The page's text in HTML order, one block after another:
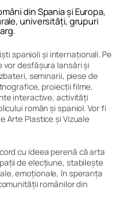
din Spania și Europa,
universități, grupuri
spanioli și internaționali. Pe
vor desfășura lansări și
seminarii, piese de
proiecții filme,
interactive, activități
român și spaniol. Vor fi
Arte Plastice și Vizuale
cu ideea perenă că arta
de elecțiune, stabilește
emoționale, în speranța
românilor din